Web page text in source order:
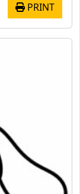
PRINT